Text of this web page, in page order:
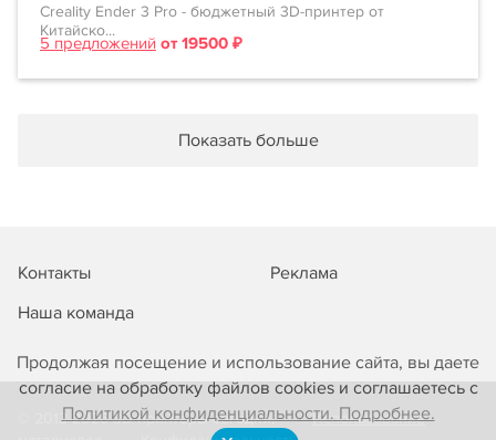
Продолжая посещение и использование сайта, вы даете
согласие на обработку файлов cookies и соглашаетесь с
Политикой конфиденциальности. Подробнее.
Creality Ender 3 Pro - бюджетный 3D-принтер от
Китайско...
5 предложений от 19500 ₽
Показать больше
Контакты
Реклама
Наша команда
© 2013-2026 3D-принтеры сегодня!
Использование